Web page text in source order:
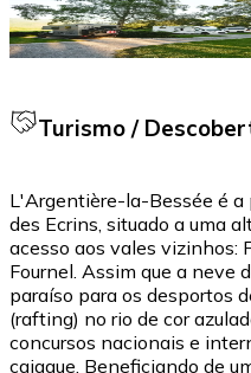
Turismo /
L'Argentière-la-Bessée é a
des Ecrins, situado a uma
acesso aos vales vizinhos:
Fournel. Assim que a neve
paraíso para os desportos
(rafting) no rio de cor
concursos nacionais e
caiaque. Beneficiando de